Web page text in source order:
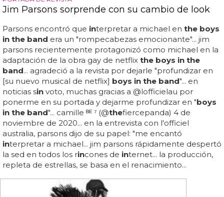
Jim Parsons sorprende con su cambio de look
Parsons encontró que interpretar a michael en the boys
in the band era un "rompecabezas emocionante"... jim
parsons recientemente protagonizó como michael en la
adaptación de la obra gay de netflix the boys in the
band... agradeció a la revista por dejarle "profundizar en
[su nuevo musical de netflix] boys in the band"... en
noticias sin voto, muchas gracias a @lofficielau por
ponerme en su portada y dejarme profundizar en "boys
in the band"... camille ᴮᴱ ⁷ (@thefiercepanda) 4 de
noviembre de 2020... en la entrevista con l'officiel
australia, parsons dijo de su papel: "me encantó
interpretar a michael... jim parsons rápidamente despertó
la sed en todos los rincones de internet... la producción,
repleta de estrellas, se basa en el renacimiento...